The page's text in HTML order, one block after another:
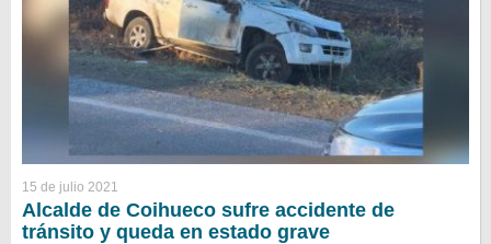
15 de julio 2021
Alcalde de Coihueco sufre accidente de
tránsito y queda en estado grave